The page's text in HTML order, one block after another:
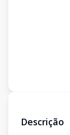
Descrição